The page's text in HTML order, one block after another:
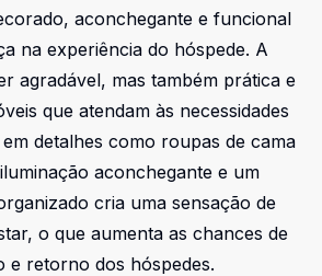
aconchegante e funcional
na experiência do hóspede. A
agradável, mas também prática e
que atendam às necessidades
detalhes como roupas de cama
aconchegante e um
cria uma sensação de
o que aumenta as chances de
e retorno dos hóspedes.